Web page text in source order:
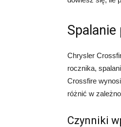
Chrysler
rocznika,
Crossfire
różnić w
Czynniki